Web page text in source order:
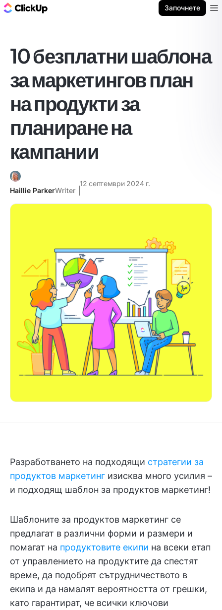
Започнете
10 безплатни шаблона
за маркетингов план
на продукти за
планиране на
кампании
Haillie ParkerWriter
12 септември 2024 г.
Разработването на подходящи стратегии за
продуктов маркетинг изисква много усилия –
и подходящ шаблон за продуктов маркетинг!
Шаблоните за продуктов маркетинг се
предлагат в различни форми и размери и
помагат на продуктовите екипи на всеки етап
от управлението на продуктите да спестят
време, да подобрят сътрудничеството в
екипа и да намалят вероятността от грешки,
като гарантират, че всички ключови